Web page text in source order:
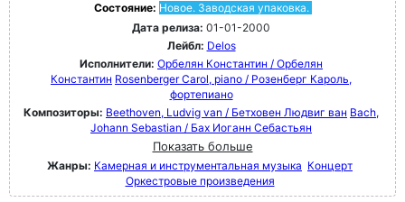
Состояние: Новое. Заводская упаковка.
Дата релиза: 01-01-2000
Лейбл: Delos
Исполнители: Орбелян Константин / Орбелян
Константин Rosenberger Carol, piano / Розенберг Кароль,
фортепиано
Композиторы: Beethoven, Ludvig van / Бетховен Людвиг ван Bach,
Johann Sebastian / Бах Иоганн Себастьян
Показать больше
Жанры: Камерная и инструментальная музыка Концерт
Оркестровые произведения